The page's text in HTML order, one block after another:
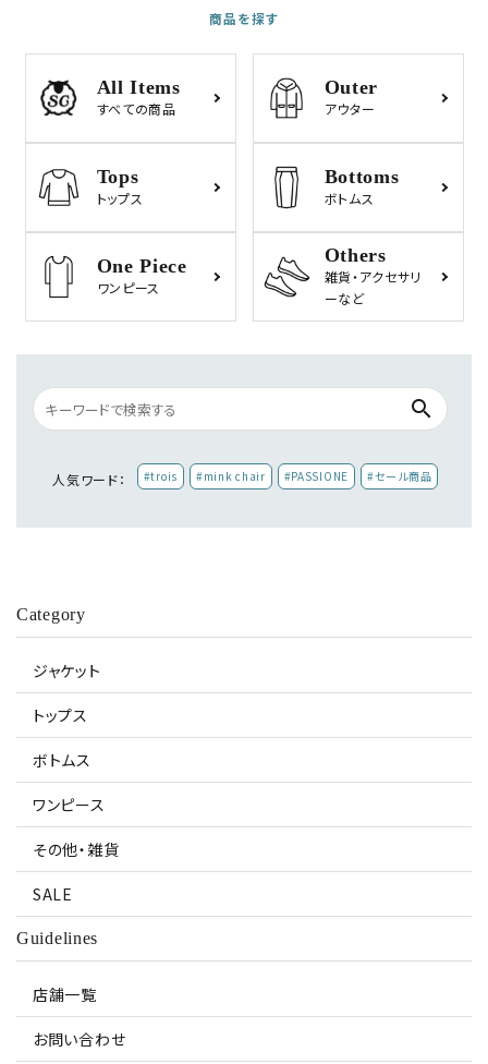
商品を探す
All Items
すべての商品
Outer
アウター
Tops
トップス
Bottoms
ボトムス
One Piece
ワンピース
Others
雑貨・アクセサリ
ーなど
search
人気ワード： #trois #mink chair #PASSIONE #セール商品
Category
ジャケット
トップス
ボトムス
ワンピース
その他・雑貨
SALE
Guidelines
店舗一覧
お問い合わせ